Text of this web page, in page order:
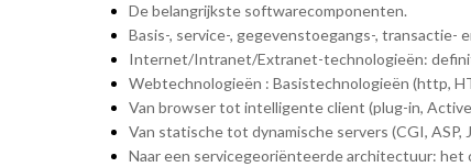
De belangrijkste softwarecomponenten.
Basis-, service-, gegevenstoegangs-, transactie-
Internet/Intranet/Extranet-technologieën:
Webtechnologieën : Basistechnologieën (http,
Van browser tot intelligente client (plug-in,
Van statische tot dynamische servers (CGI, ASP,
Naar een servicegeoriënteerde architectuur: